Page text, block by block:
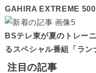
GAHIRA EXTREME
BSテレ東が夏のトレー
るスペシャル番組「ラ
注目の記事